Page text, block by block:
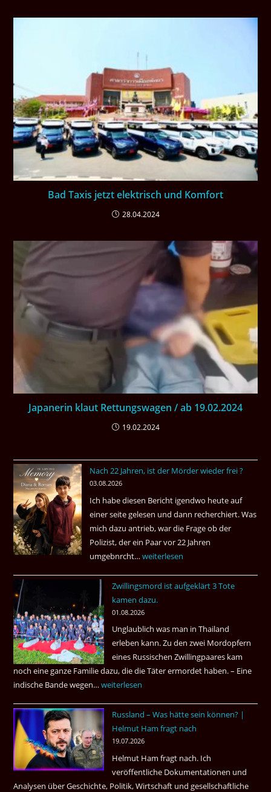
Bad Taxis jetzt elektrisch und Komfort
28.04.2024
Japanerin klaut Rettungswagen / ab 19.02.2024
19.02.2024
Nach 22 Jahren, ist der Mörder wieder frei ?
03.08.2026
Ich habe diesen Bericht igendwo heute auf
einer seite gelesen und dann recherchiert. Was
mich dazu antrieb, war die Frage ob der
Polizist, der ein Paar vor 22 Jahren
umgebnrcht…Nach
Jahren,
ist
der
Mörder
wieder
frei
?
weiterlesen
Zwillingsmord ist aufgeklärt 3 Tote
kamen dazu.
01.08.2026
Unglaublich was man in Thailand
erleben kann. Zu den zwei Mordopfern
eines Russischen Zwillingpaares kam
noch eine ganze Familie dazu, die die Täter ermordet haben. – Eine
indische Bande wegen…Zwillingsmord
aufgeklärt
3
Tote
kamen
dazu.
weiterlesen
Russland – Was hätte sein können? |
Helmut Ham fragt nach
19.07.2026
Helmut Ham fragt nach. Ich
veröffentliche Dokumentationen und
Analysen über Geschichte, Politik, Wirtschaft und gesellschaftliche